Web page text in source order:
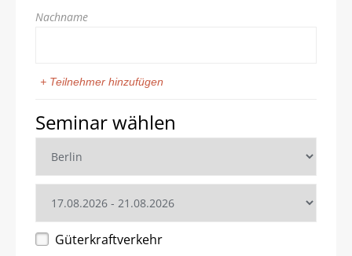
Nachname
+ Teilnehmer hinzufügen
Seminar wählen
Güterkraftverkehr